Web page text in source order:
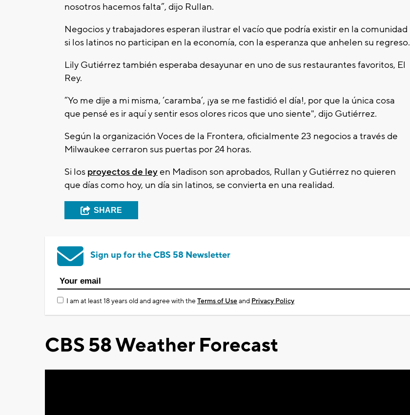
nosotros hacemos falta”, dijo Rullan.
Negocios y trabajadores esperan ilustrar el vacío que podría existir en la comunidad
si los latinos no participan en la economía, con la esperanza que anhelen su regreso.
Lily Gutiérrez también esperaba desayunar en uno de sus restaurantes favoritos, El
Rey.
“Yo me dije a mi misma, ‘caramba’, ¡ya se me fastidió el día!, por que la única cosa
que pensé es ir aquí y sentir esos olores ricos que uno siente", dijo Gutiérrez.
Según la organización Voces de la Frontera, oficialmente 23 negocios a través de
Milwaukee cerraron sus puertas por 24 horas.
Si los proyectos de leyen Madison son aprobados, Rullan y Gutiérrez no quieren
que días como hoy, un día sin latinos, se convierta en una realidad.
SHARE
Sign up for the CBS 58 Newsletter
I am at least 18 years old and agree with theTerms of Useand Privacy Policy
CBS 58 Weather Forecast